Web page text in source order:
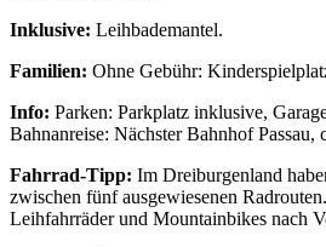
Inklusive: Leihbademantel.
Familien: Ohne Gebühr:
Info: Parken: Parkplatz inklusive,
Bahnanreise: Nächster Bahnhof
Fahrrad-Tipp: Im Dreiburgenland
zwischen fünf ausgewiesenen
Leihfahrräder und Mountainbikes nach